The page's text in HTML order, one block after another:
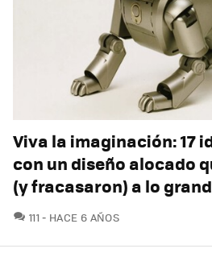
Viva la imaginación: 17
con un diseño alocado
(y fracasaron) a lo
111 COMENTARIOS
HACE 6 AÑOS